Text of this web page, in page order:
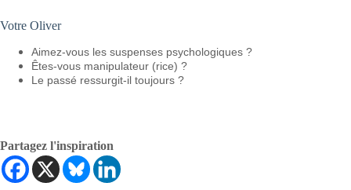
Votre Oliver
Aimez-vous les suspenses psychologiques ?
Êtes-vous manipulateur (rice) ?
Le passé ressurgit-il toujours ?
Partagez l'inspiration